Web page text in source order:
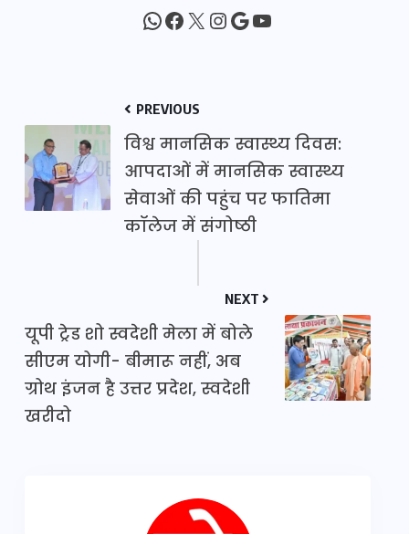
WhatsApp
Facebook
X Instagram
Google
YouTube
PREVIOUS
विश्व मानसिक स्वास्थ्य दिवस:
आपदाओं में मानसिक स्वास्थ्य
सेवाओं की पहुंच पर फातिमा
कॉलेज में संगोष्ठी
NEXT
यूपी ट्रेड शो स्वदेशी मेला में बोले
सीएम योगी- बीमारू नहीं, अब
ग्रोथ इंजन है उत्तर प्रदेश, स्वदेशी
खरीदो